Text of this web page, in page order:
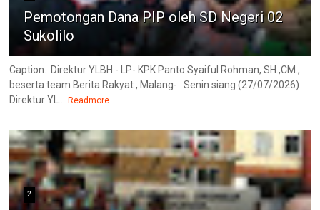
Pemotongan Dana PIP oleh SD Negeri 02
Sukolilo
Caption. Direktur YLBH - LP- KPK Panto Syaiful Rohman, SH.,CM.,
beserta team Berita Rakyat , Malang- Senin siang (27/07/2026)
Direktur YL... Readmore
2